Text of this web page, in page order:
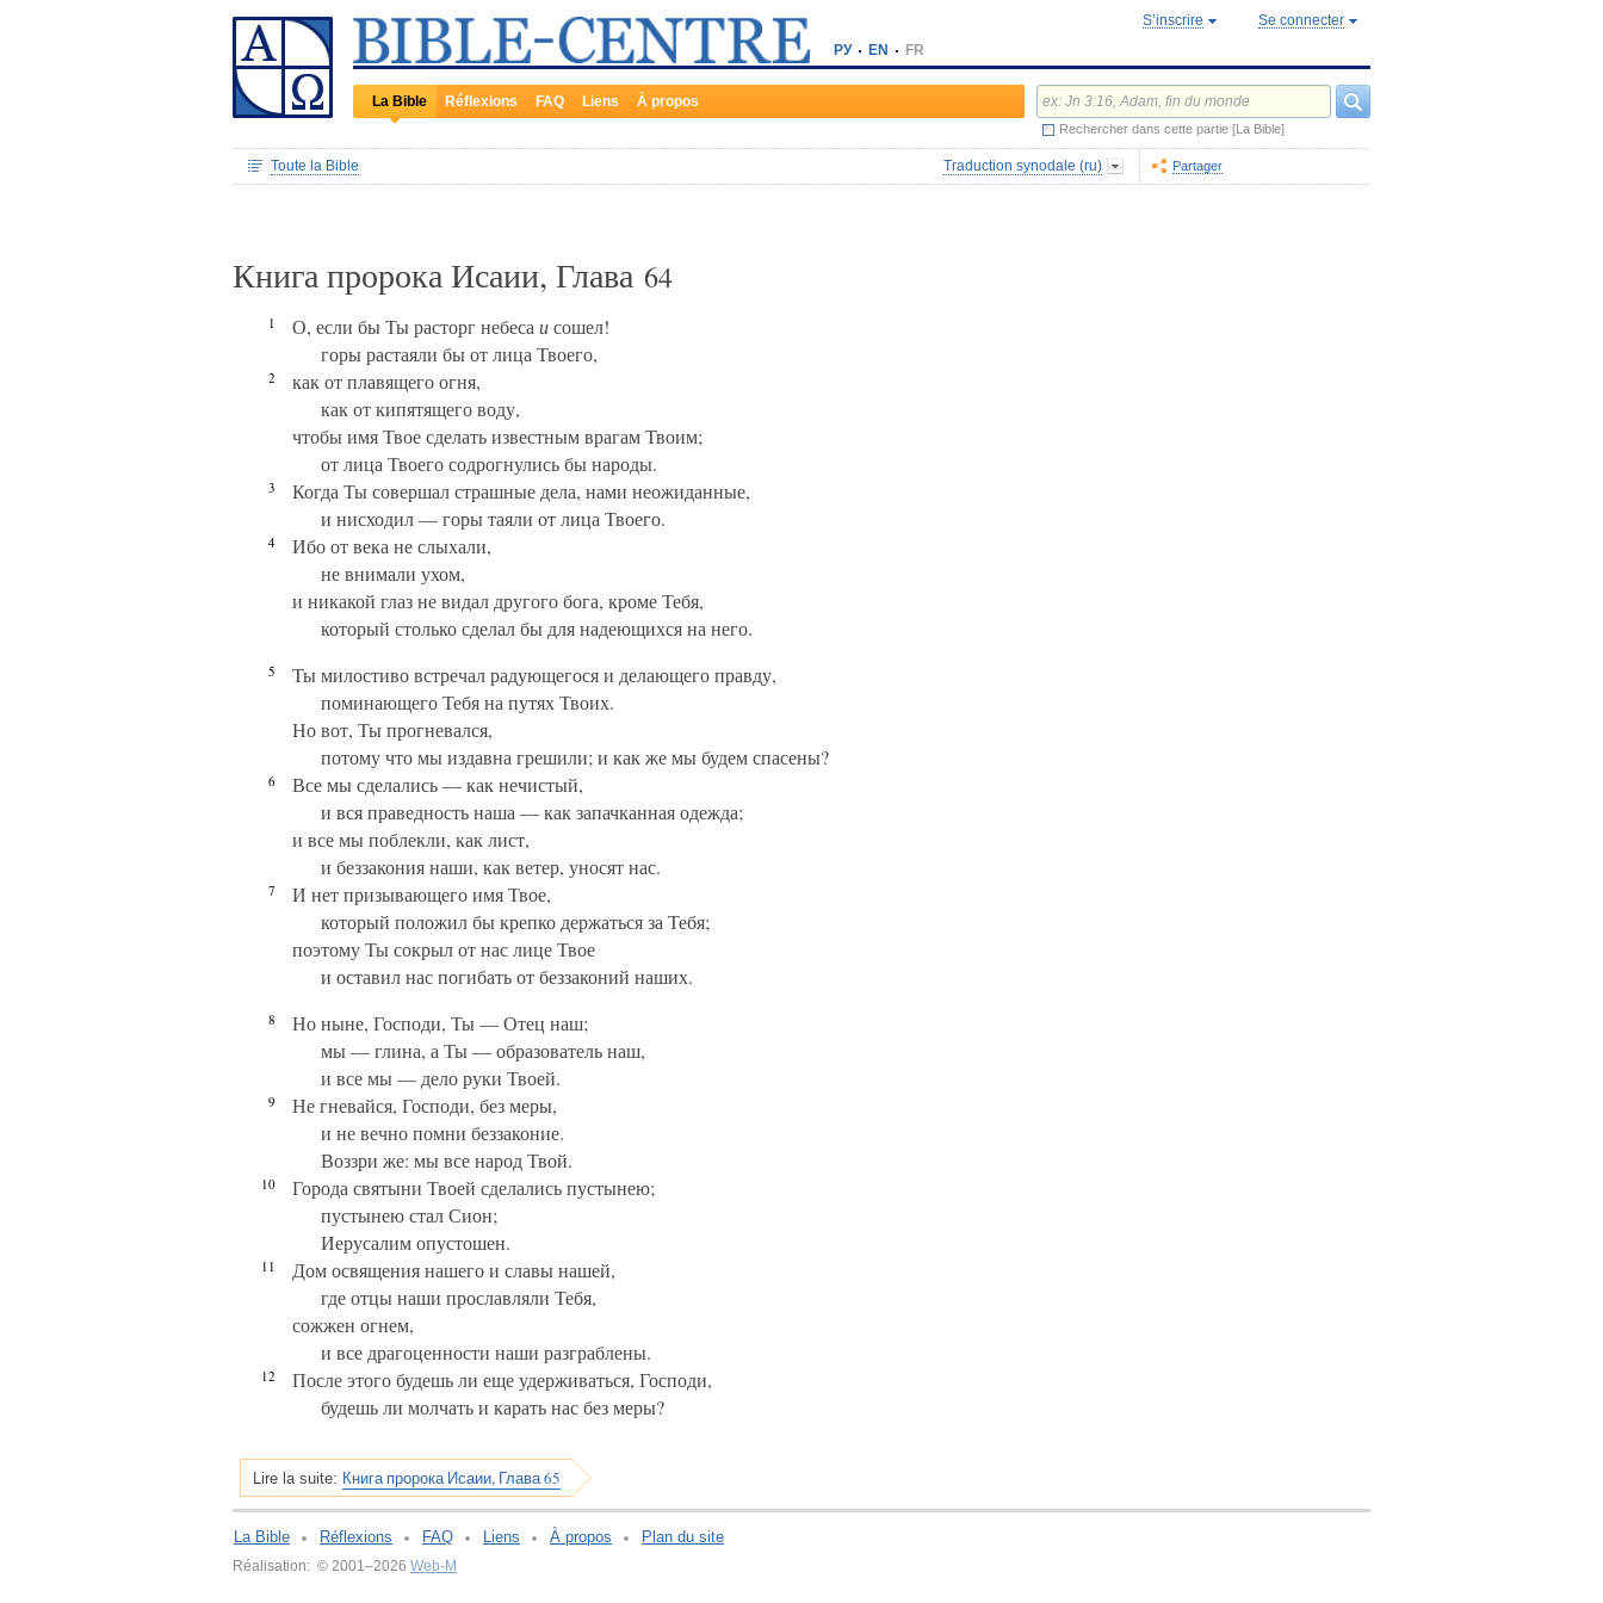
РУ EN FR
S’inscrire Se connecter
La Bible Réflexions FAQ Liens À propos
Rechercher dans cette partie [La Bible]
Toute la Bible Traduction synodale (ru) Partager
Книга пророка Исаии, Глава 64
1 О, если бы Ты расторг небеса исошел!
горы растаяли бы от лица Твоего,
2
как от плавящего огня,
как от кипятящего воду,
чтобы имя Твое сделать известным врагам Твоим;
от лица Твоего содрогнулись бы народы.
3
Когда Ты совершал страшные дела, нами неожиданные,
и нисходил — горы таяли от лица Твоего.
4
Ибо от века не слыхали,
не внимали ухом,
и никакой глаз не видал другого бога, кроме Тебя,
который столько сделал бы для надеющихся на него.
5
Ты милостиво встречал радующегося и делающего правду,
поминающего Тебя на путях Твоих.
Но вот, Ты прогневался,
потому что мы издавна грешили; и как же мы будем спасены?
6
Все мы сделались — как нечистый,
и вся праведность наша — как запачканная одежда;
и все мы поблекли, как лист,
и беззакония наши, как ветер, уносят нас.
7
И нет призывающего имя Твое,
который положил бы крепко держаться за Тебя;
поэтому Ты сокрыл от нас лице Твое
и оставил нас погибать от беззаконий наших.
8
Но ныне, Господи, Ты — Отец наш;
мы — глина, а Ты — образователь наш,
и все мы — дело руки Твоей.
9
Не гневайся, Господи, без меры,
и не вечно помни беззаконие.
Воззри же: мы все народ Твой.
10
Города святыни Твоей сделались пустынею;
пустынею стал Сион;
Иерусалим опустошен.
11
Дом освящения нашего и славы нашей,
где отцы наши прославляли Тебя,
сожжен огнем,
и все драгоценности наши разграблены.
12
После этого будешь ли еще удерживаться, Господи,
будешь ли молчать и карать нас без меры?
Lire la suite: Книга пророка Исаии, Глава 65
La Bible Réflexions FAQ Liens À propos Plan du site
Réalisation: © 2001–2026 Web-M